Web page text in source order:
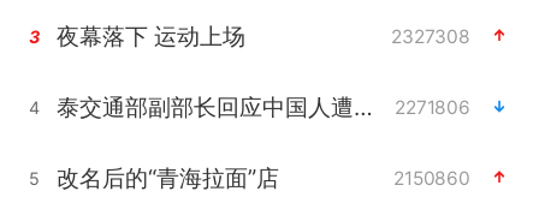
3 夜幕落下 运动上场 2327308
4 泰交通部副部长回应中国人遭歧视手势 2271806
5 改名后的“青海拉面”店 2150860